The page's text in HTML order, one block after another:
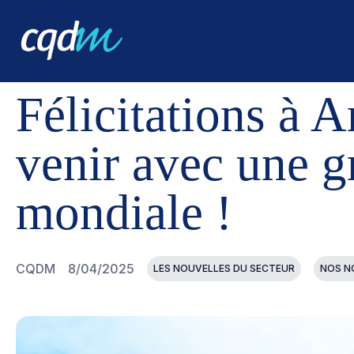
CQDM NOUVELLES ET ÉVÉNEMENTS
Félicitations à
venir avec une
mondiale !
CQDM 8/04/2025 LES NOUVELLES DU SECTEUR NOS